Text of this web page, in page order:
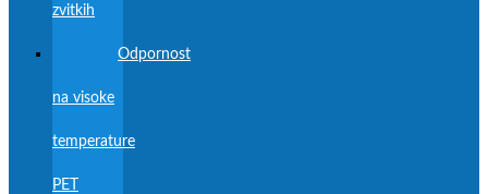
zvitkih
Odpornost
na visoke
temperature
PET